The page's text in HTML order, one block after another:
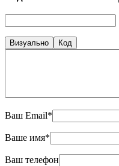
Визуально Код
Ваш Email*
Ваше имя*
Ваш телефон